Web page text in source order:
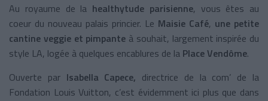
Au royaume de la healthytude parisienne, vous êtes au
coeur du nouveau palais princier. Le Maisie Café, une petite
cantine veggie et pimpante à souhait, largement inspirée du
style LA, logée à quelques encablures de la Place Vendôme.
Ouverte par Isabella Capece, directrice de la com’ de la
Fondation Louis Vuitton, c’est évidemment ici plus que dans